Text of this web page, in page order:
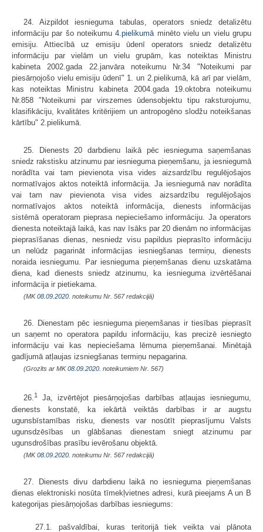
24. Aizpildot iesnieguma tabulas, operators sniedz detalizētu
informāciju par šo noteikumu4.pielikumāminēto vielu un vielu grupu
emisiju. Attiecībā uz emisiju ūdenī operators sniedz detalizētu
informāciju par vielām un vielu grupām, kas noteiktas Ministru
kabineta 2002.gada 22.janvāra noteikumu Nr.34 "Noteikumi par
piesārņojošo vielu emisiju ūdenī" 1. un 2.pielikumā, kā arī par vielām,
kas noteiktas Ministru kabineta 2004.gada 19.oktobra noteikumu
Nr.858 "Noteikumi par virszemes ūdensobjektu tipu raksturojumu,
klasifikāciju, kvalitātes kritērijiem un antropogēno slodžu noteikšanas
kārtību" 2.pielikumā.
25. Dienests 20 darbdienu laikā pēc iesnieguma saņemšanas
sniedz rakstisku atzinumu par iesnieguma pieņemšanu, ja iesniegumā
norādīta vai tam pievienota visa vides aizsardzību regulējošajos
normatīvajos aktos noteiktā informācija. Ja iesniegumā nav norādīta
vai tam nav pievienota visa vides aizsardzību regulējošajos
normatīvajos aktos noteiktā informācija, dienests informācijas
sistēmā operatoram pieprasa nepieciešamo informāciju. Ja operators
dienesta noteiktajā laikā, kas nav īsāks par 20 dienām no informācijas
pieprasīšanas dienas, nesniedz visu papildus pieprasīto informāciju
un nelūdz pagarināt informācijas iesniegšanas termiņu, dienests
noraida iesniegumu. Par iesnieguma pieņemšanas dienu uzskatāma
diena, kad dienests sniedz atzinumu, ka iesnieguma izvērtēšanai
informācija ir pietiekama.
(MK08.09.2020. noteikumu Nr. 567 redakcijā)
26. Dienestam pēc iesnieguma pieņemšanas ir tiesības pieprasīt
un saņemt no operatora papildu informāciju, kas precizē iesniegto
informāciju vai kas nepieciešama lēmuma pieņemšanai. Minētajā
gadījumā atļaujas izsniegšanas termiņu nepagarina.
(Grozīts ar MK08.09.2020. noteikumiem Nr. 567)
26.1
Ja, izvērtējot piesārņojošas darbības atļaujas iesniegumu,
dienests konstatē, ka iekārtā veiktās darbības ir ar augstu
ugunsbīstamības risku, dienests var nosūtīt pieprasījumu Valsts
ugunsdzēsības un glābšanas dienestam sniegt atzinumu par
ugunsdrošības prasību ievērošanu objektā.
(MK08.09.2020. noteikumu Nr. 567 redakcijā)
27. Dienests divu darbdienu laikā no iesnieguma pieņemšanas
dienas elektroniski nosūta tīmekļvietnes adresi, kurā pieejams A un B
kategorijas piesārņojošas darbības iesniegums:
27.1. pašvaldībai, kuras teritorijā tiek veikta vai plānota